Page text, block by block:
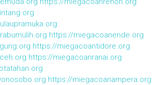
https://miegacoanende.org
https://miegacoantidore.org
https://miegacoanranai.org
https://miegacoanampera.org